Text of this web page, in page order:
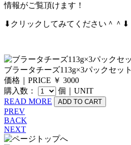
情報がご覧頂けます！
⬇クリックしてみてください＾＾⬇
ブラータチーズ113g×3パックセット
価格｜PRICE ￥ 3000
購入数：
個｜UNIT
READ MORE
PREV
BACK
NEXT